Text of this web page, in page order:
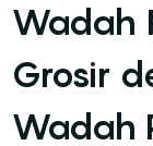
Wadah
Grosir
Wadah